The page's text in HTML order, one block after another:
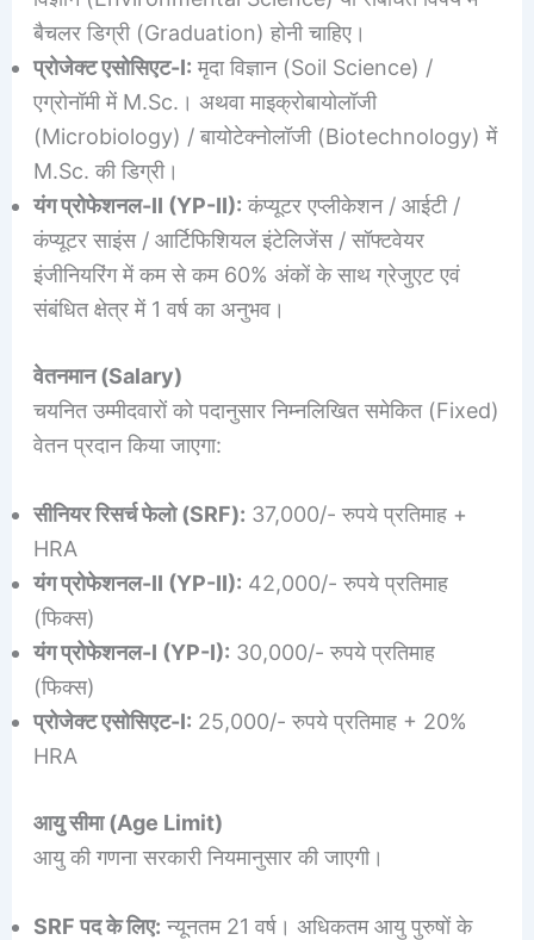
बैचलर डिग्री (Graduation) होनी चाहिए।
प्रोजेक्ट एसोसिएट-I: मृदा विज्ञान (Soil Science) /
एग्रोनॉमी में M.Sc.। अथवा माइक्रोबायोलॉजी
(Microbiology) / बायोटेक्नोलॉजी (Biotechnology) में
M.Sc. की डिग्री।
यंग प्रोफेशनल-II (YP-II): कंप्यूटर एप्लीकेशन / आईटी /
कंप्यूटर साइंस / आर्टिफिशियल इंटेलिजेंस / सॉफ्टवेयर
इंजीनियरिंग में कम से कम 60% अंकों के साथ ग्रेजुएट एवं
संबंधित क्षेत्र में 1 वर्ष का अनुभव।
वेतनमान (Salary)
चयनित उम्मीदवारों को पदानुसार निम्नलिखित समेकित (Fixed)
वेतन प्रदान किया जाएगा:
सीनियर रिसर्च फेलो (SRF): 37,000/- रुपये प्रतिमाह +
HRA
यंग प्रोफेशनल-II (YP-II): 42,000/- रुपये प्रतिमाह
(फिक्स)
यंग प्रोफेशनल-I (YP-I): 30,000/- रुपये प्रतिमाह
(फिक्स)
प्रोजेक्ट एसोसिएट-I: 25,000/- रुपये प्रतिमाह + 20%
HRA
आयु सीमा (Age Limit)
आयु की गणना सरकारी नियमानुसार की जाएगी।
SRF पद के लिए: न्यूनतम 21 वर्ष। अधिकतम आयु पुरुषों के